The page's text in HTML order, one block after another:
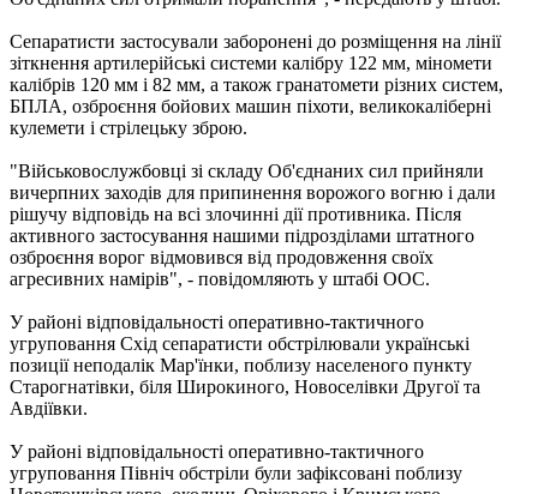
Сепаратисти застосували заборонені до розміщення на лінії
зіткнення артилерійські системи калібру 122 мм, міномети
калібрів 120 мм і 82 мм, а також гранатомети різних систем,
БПЛА, озброєння бойових машин піхоти, великокаліберні
кулемети і стрілецьку зброю.
"Військовослужбовці зі складу Об'єднаних сил прийняли
вичерпних заходів для припинення ворожого вогню і дали
рішучу відповідь на всі злочинні дії противника. Після
активного застосування нашими підрозділами штатного
озброєння ворог відмовився від продовження своїх
агресивних намірів", - повідомляють у штабі ООС.
У районі відповідальності оперативно-тактичного
угруповання Схід сепаратисти обстрілювали українські
позиції неподалік Мар'їнки, поблизу населеного пункту
Старогнатівки, біля Широкиного, Новоселівки Другої та
Авдіївки.
У районі відповідальності оперативно-тактичного
угруповання Північ обстріли були зафіксовані поблизу